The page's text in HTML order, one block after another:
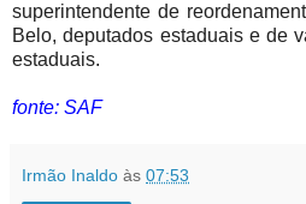
superintendente de
Belo, deputados estaduais e de
estaduais.
fonte: SAF
Irmão Inaldo às 07:53